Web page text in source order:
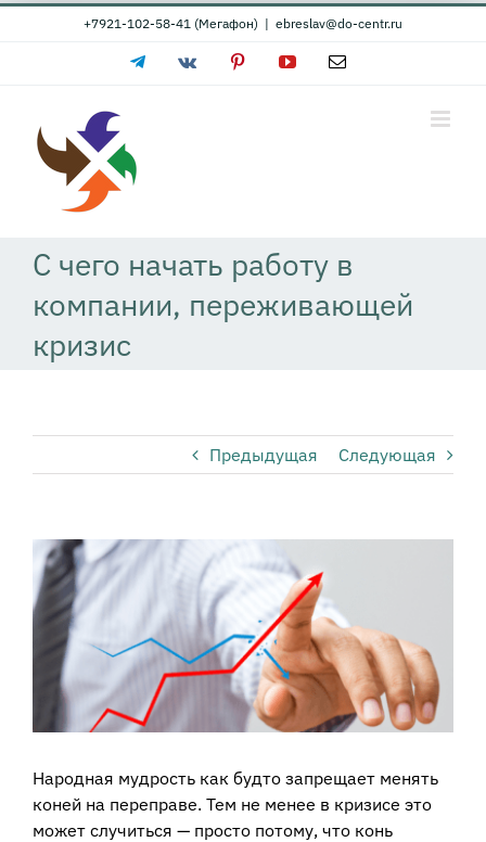
Skip
+7921-102-58-41 (Мегафон) | ebreslav@do-centr.ru
TelegramVk PinterestYouTubeEmail
С чего начать работу в
компании, переживающей
кризис
Предыдущая Следующая
View
Larger
Image
Народная мудрость как будто запрещает менять
коней на переправе. Тем не менее в кризисе это
может случиться — просто потому, что конь